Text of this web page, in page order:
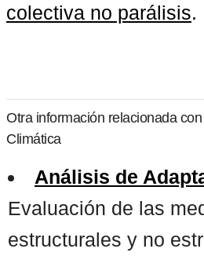
colectiva no parálisis.
Otra información relacionada
Climática
Análisis de
Evaluación de las
estructurales y no